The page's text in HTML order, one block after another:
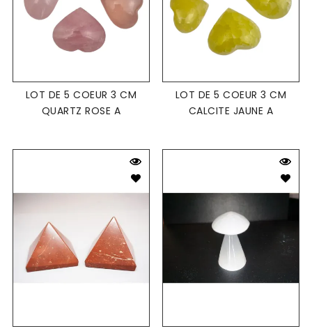
LOT DE 5 COEUR 3 CM
QUARTZ ROSE A
LOT DE 5 COEUR 3 CM
CALCITE JAUNE A